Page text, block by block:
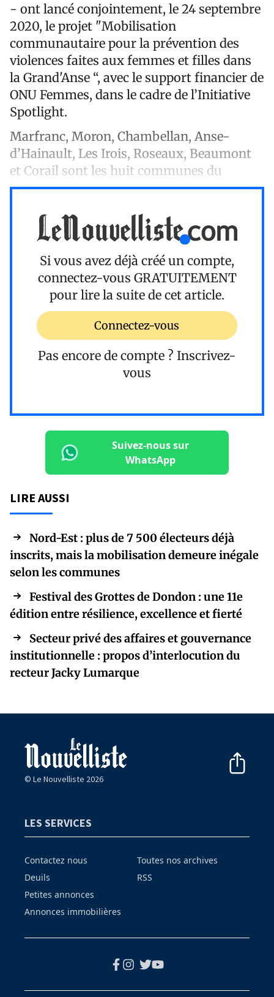
- ont lancé conjointement, le 24 septembre
2020, le projet "Mobilisation
communautaire pour la prévention des
violences faites aux femmes et filles dans
la Grand'Anse “, avec le support financier de
ONU Femmes, dans le cadre de l’Initiative
Spotlight.
Marfranc, Moron, Chambellan, Anse-
d’Hainault, Les Irois, Roseaux, Beaumont
et Corail sont les huit communes du
Si vous avez déjà créé un compte,
connectez-vous GRATUITEMENT
pour lire la suite de cet article.
Connectez-vous
Pas encore de compte ? Inscrivez-
vous
Suivez-nous sur
WhatsApp
LIRE AUSSI
Nord-Est : plus de 7 500 électeurs déjà
inscrits, mais la mobilisation demeure inégale
selon les communes
Festival des Grottes de Dondon : une 11e
édition entre résilience, excellence et fierté
Secteur privé des affaires et gouvernance
institutionnelle : propos d’interlocution du
recteur Jacky Lumarque
© Le Nouvelliste 2026
LES SERVICES
Contactez nous
Deuils
Petites annonces
Annonces immobilières
Toutes nos archives
RSS